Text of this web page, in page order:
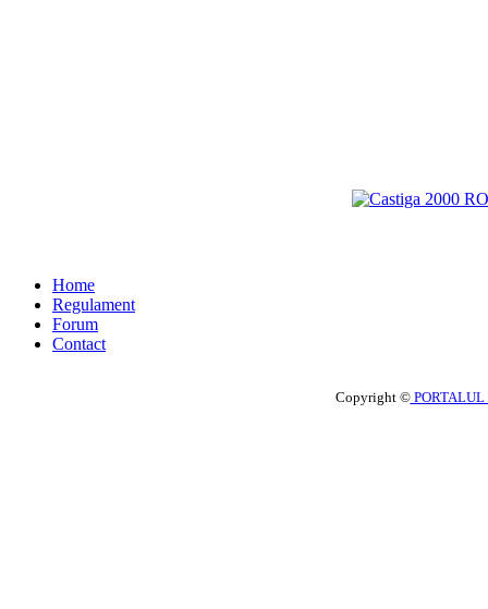
Home
Regulament
Forum
Contact
Copyright ©PORTALUL